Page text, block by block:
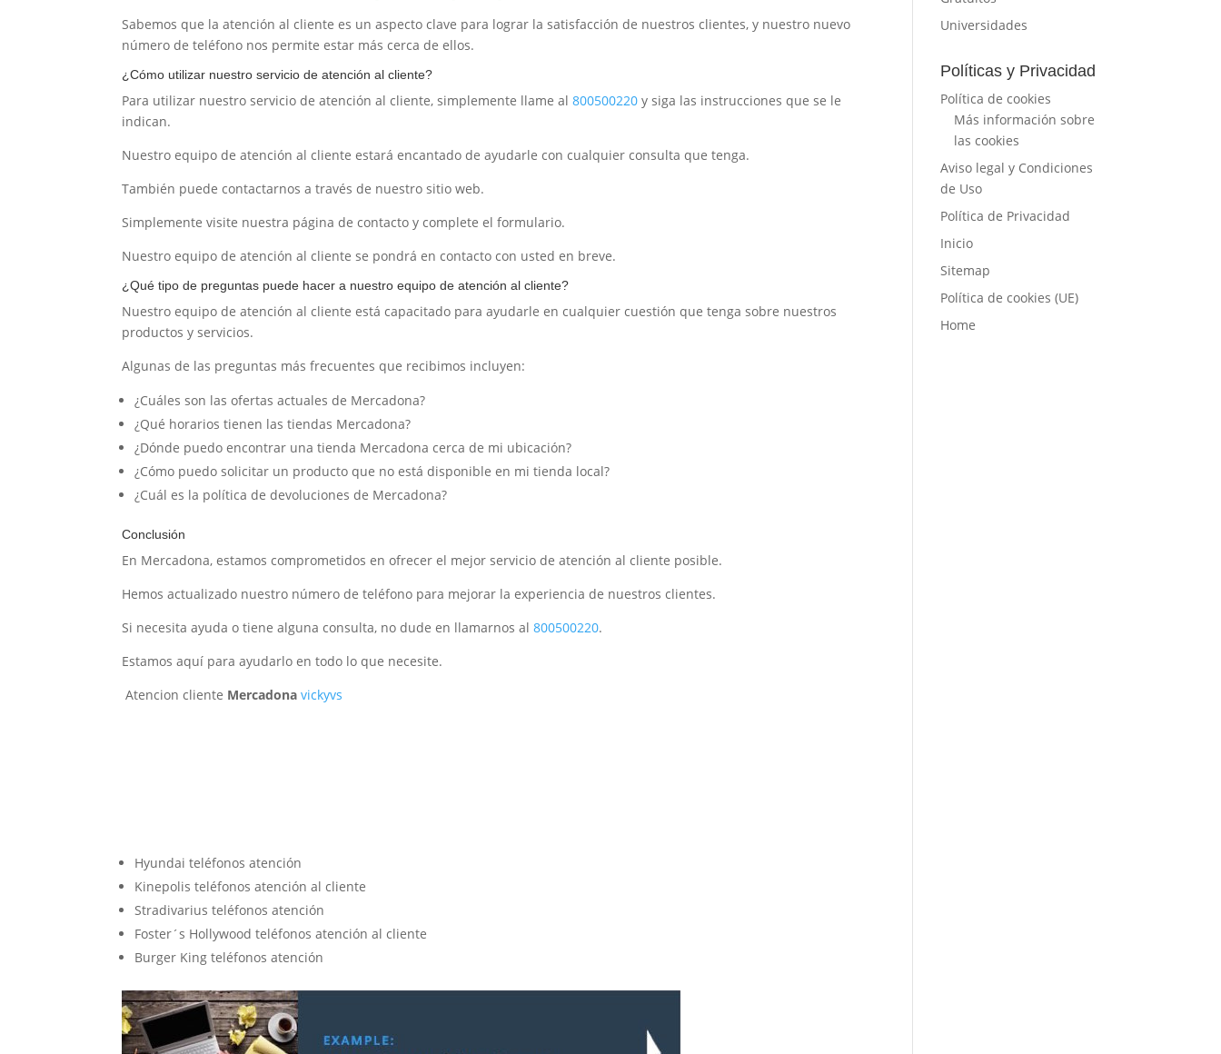
Sabemos que la atención al cliente es un aspecto clave para lograr la satisfacción de nuestros clientes, y nuestro nuevo
número de teléfono nos permite estar más cerca de ellos.
¿Cómo utilizar nuestro servicio de atención al cliente?
Para utilizar nuestro servicio de atención al cliente, simplemente llame al800500220 y siga las instrucciones que se le
indican.
Nuestro equipo de atención al cliente estará encantado de ayudarle con cualquier consulta que tenga.
También puede contactarnos a través de nuestro sitio web.
Simplemente visite nuestra página de contacto y complete el formulario.
Nuestro equipo de atención al cliente se pondrá en contacto con usted en breve.
¿Qué tipo de preguntas puede hacer a nuestro equipo de atención al cliente?
Nuestro equipo de atención al cliente está capacitado para ayudarle en cualquier cuestión que tenga sobre nuestros
productos y servicios.
Algunas de las preguntas más frecuentes que recibimos incluyen:
¿Cuáles son las ofertas actuales de Mercadona?
¿Qué horarios tienen las tiendas Mercadona?
¿Dónde puedo encontrar una tienda Mercadona cerca de mi ubicación?
¿Cómo puedo solicitar un producto que no está disponible en mi tienda local?
¿Cuál es la política de devoluciones de Mercadona?
Conclusión
En Mercadona, estamos comprometidos en ofrecer el mejor servicio de atención al cliente posible.
Hemos actualizado nuestro número de teléfono para mejorar la experiencia de nuestros clientes.
Si necesita ayuda o tiene alguna consulta, no dude en llamarnos al800500220.
Estamos aquí para ayudarlo en todo lo que necesite.
Atencion cliente Mercadonavickyvs
Hyundai teléfonos atención
Kinepolis teléfonos atención al cliente
Stradivarius teléfonos atención
Foster´s Hollywood teléfonos atención al cliente
Burger King teléfonos atención
Universidades
Políticas y Privacidad
Política de cookies
Más información sobre
las cookies
Aviso legal y Condiciones
de Uso
Política de Privacidad
Inicio
Sitemap
Política de cookies (UE)
Home